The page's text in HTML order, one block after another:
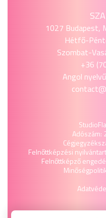
1027 Budapest,
Hétfő-
Szombat-
+36
Angol
Adószám:
Felnőttképzési
Felnőttképző